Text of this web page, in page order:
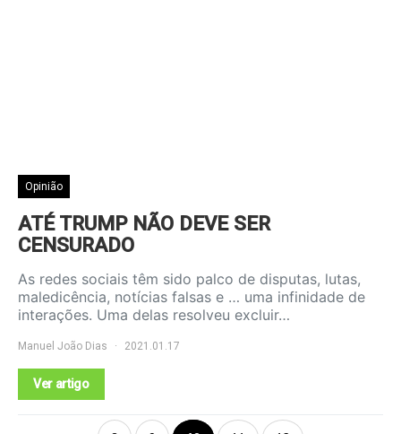
Opinião
ATÉ TRUMP NÃO DEVE SER
CENSURADO
As redes sociais têm sido palco de disputas, lutas,
maledicência, notícias falsas e … uma infinidade de
interações. Uma delas resolveu excluir…
Manuel João Dias 2021.01.17
Ver artigo